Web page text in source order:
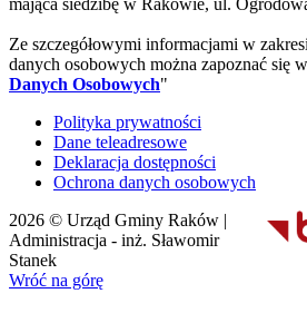
Ze szczegółowymi informacjami w
danych osobowych można zapoznać się
Danych Osobowych"
Polityka prywatności
Dane teleadresowe
Deklaracja dostępności
Ochrona danych osobowych
2026 © Urząd Gminy Raków |
Administracja - inż. Sławomir
Stanek
Wróć na górę